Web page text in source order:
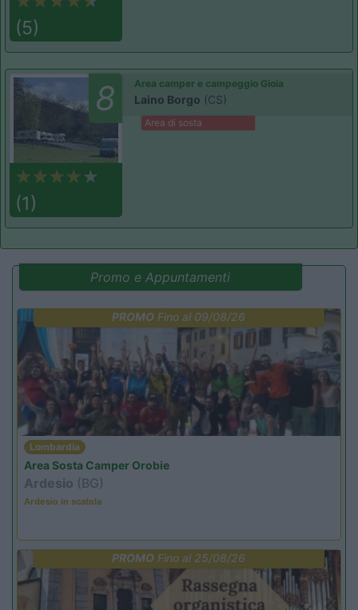
(5)
8
(1)
Area camper e campeggio Gioia
Laino Borgo (CS)
Area di sosta
Promo e Appuntamenti
PROMO Fino al 09/08/26
Lombardia
Area Sosta Camper Orobie
Ardesio (BG)
Ardesio in scatola
PROMO Fino al 25/08/26